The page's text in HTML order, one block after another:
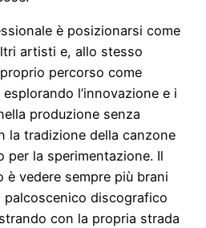
è posizionarsi come
artisti e, allo stesso
percorso come
l’innovazione e i
produzione senza
la tradizione della canzone
per la sperimentazione. Il
è vedere sempre più brani
discografico
con la propria strada